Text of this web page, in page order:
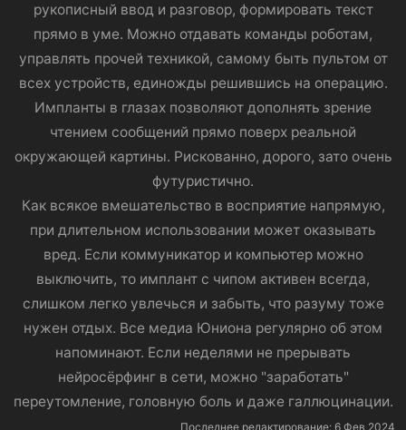
рукописный ввод и разговор, формировать текст
прямо в уме. Можно отдавать команды роботам,
управлять прочей техникой, самому быть пультом от
всех устройств, единожды решившись на операцию.
Импланты в глазах позволяют дополнять зрение
чтением сообщений прямо поверх реальной
окружающей картины. Рискованно, дорого, зато очень
футуристично.
Как всякое вмешательство в восприятие напрямую,
при длительном использовании может оказывать
вред. Если коммуникатор и компьютер можно
выключить, то имплант с чипом активен всегда,
слишком легко увлечься и забыть, что разуму тоже
нужен отдых. Все медиа Юниона регулярно об этом
напоминают. Если неделями не прерывать
нейросёрфинг в сети, можно "заработать"
переутомление, головную боль и даже галлюцинации.​
Последнее редактирование: 6 Фев 2024